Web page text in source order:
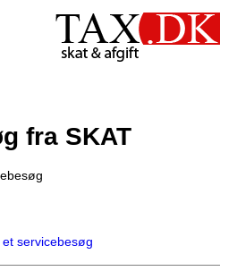
fra SKAT
servicebesøg